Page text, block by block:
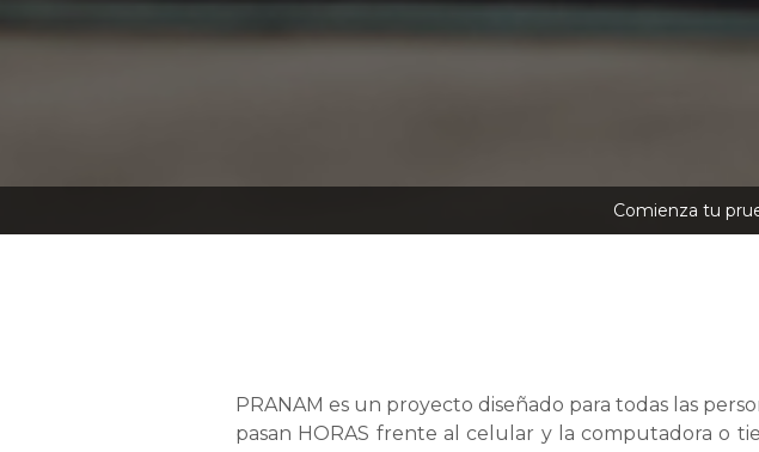
Comienza tu
PRANAM es un proyecto diseñado para todas las
pasan HORAS frente al celular y la computadora o